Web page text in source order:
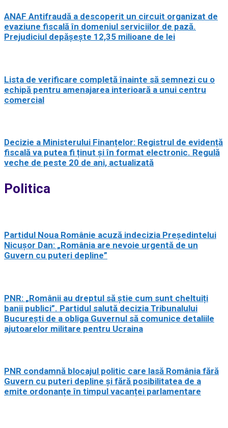
ANAF Antifraudă a descoperit un circuit organizat de
evaziune fiscală în domeniul serviciilor de pază.
Prejudiciul depășește 12,35 milioane de lei
Lista de verificare completă înainte să semnezi cu o
echipă pentru amenajarea interioară a unui centru
comercial
Decizie a Ministerului Finanțelor: Registrul de evidență
fiscală va putea fi ținut și în format electronic. Regulă
veche de peste 20 de ani, actualizată
Politica
Partidul Noua Românie acuză indecizia Președintelui
Nicușor Dan: „România are nevoie urgentă de un
Guvern cu puteri depline”
PNR: „Românii au dreptul să știe cum sunt cheltuiți
banii publici”. Partidul salută decizia Tribunalului
București de a obliga Guvernul să comunice detaliile
ajutoarelor militare pentru Ucraina
PNR condamnă blocajul politic care lasă România fără
Guvern cu puteri depline și fără posibilitatea de a
emite ordonanțe în timpul vacanței parlamentare